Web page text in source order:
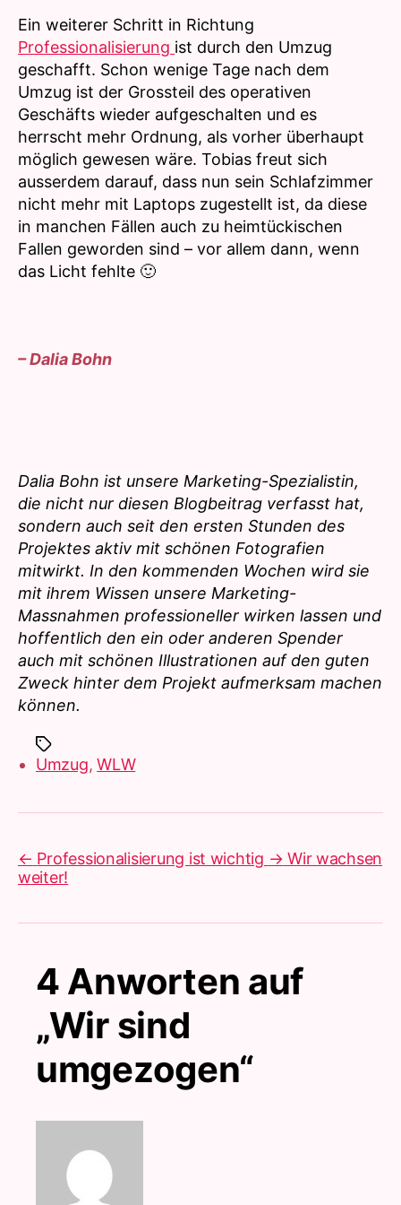
Ein weiterer Schritt in Richtung
Professionalisierung ist durch den Umzug
geschafft. Schon wenige Tage nach dem
Umzug ist der Grossteil des operativen
Geschäfts wieder aufgeschalten und es
herrscht mehr Ordnung, als vorher überhaupt
möglich gewesen wäre. Tobias freut sich
ausserdem darauf, dass nun sein Schlafzimmer
nicht mehr mit Laptops zugestellt ist, da diese
in manchen Fällen auch zu heimtückischen
Fallen geworden sind – vor allem dann, wenn
das Licht fehlte 🙂
– Dalia Bohn
Dalia Bohn ist unsere Marketing-Spezialistin,
die nicht nur diesen Blogbeitrag verfasst hat,
sondern auch seit den ersten Stunden des
Projektes aktiv mit schönen Fotografien
mitwirkt. In den kommenden Wochen wird sie
mit ihrem Wissen unsere Marketing-
Massnahmen professioneller wirken lassen und
hoffentlich den ein oder anderen Spender
auch mit schönen Illustrationen auf den guten
Zweck hinter dem Projekt aufmerksam machen
können.
Schlagwörter
Umzug,WLW
← Professionalisierung ist wichtig → Wir wachsen
weiter!
4 Anworten auf
„Wir sind
umgezogen“